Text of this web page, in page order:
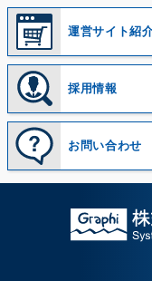
運営サイト紹
採用情報
お問い合わせ